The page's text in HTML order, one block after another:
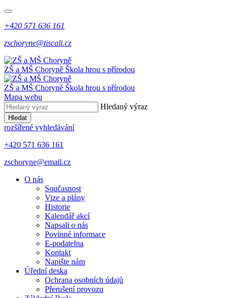
+420 571 636 161
zschoryne@tiscali.cz
ZŠ a MŠ Choryně Škola hrou s přírodou
ZŠ a MŠ Choryně Škola hrou s přírodou
Mapa webu
Hledaný výraz
Hledat
rozšířené vyhledávání
+420 571 636 161
zschoryne@email.cz
O nás
Současnost
Vize a plány
Historie
Kalendář akcí
Napsali o nás
Povinné informace
E-podatelna
Kontakt
Napište nám
Úřední deska
Ochrana osobních údajů
Přerušení provozu